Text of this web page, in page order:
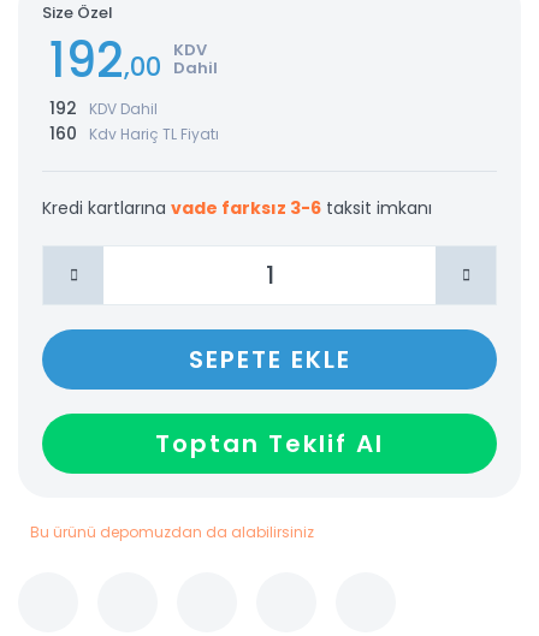
Size Özel
192,00 KDV
Dahil
192 KDV Dahil
160 Kdv Hariç TL Fiyatı
Kredi kartlarına vade farksız 3-6 taksit imkanı
SEPETE EKLE
Toptan Teklif Al
Bu ürünü depomuzdan da alabilirsiniz